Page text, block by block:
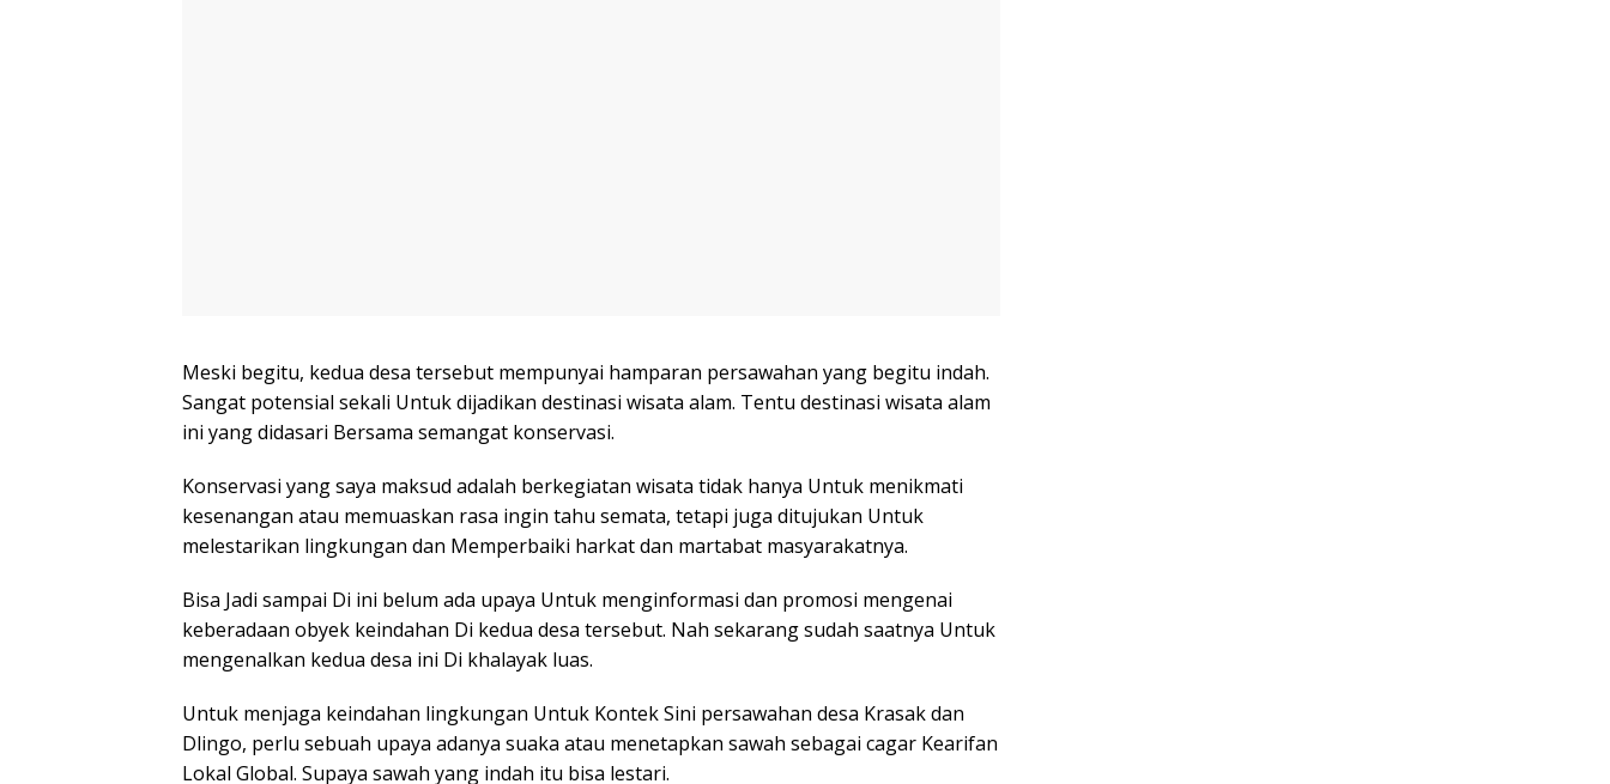
Meski begitu, kedua desa tersebut mempunyai hamparan persawahan yang begitu indah.
Sangat potensial sekali Untuk dijadikan destinasi wisata alam. Tentu destinasi wisata alam
ini yang didasari Bersama semangat konservasi.
Konservasi yang saya maksud adalah berkegiatan wisata tidak hanya Untuk menikmati
kesenangan atau memuaskan rasa ingin tahu semata, tetapi juga ditujukan Untuk
melestarikan lingkungan dan Memperbaiki harkat dan martabat masyarakatnya.
Bisa Jadi sampai Di ini belum ada upaya Untuk menginformasi dan promosi mengenai
keberadaan obyek keindahan Di kedua desa tersebut. Nah sekarang sudah saatnya Untuk
mengenalkan kedua desa ini Di khalayak luas.
Untuk menjaga keindahan lingkungan Untuk Kontek Sini persawahan desa Krasak dan
Dlingo, perlu sebuah upaya adanya suaka atau menetapkan sawah sebagai cagar Kearifan
Lokal Global. Supaya sawah yang indah itu bisa lestari.